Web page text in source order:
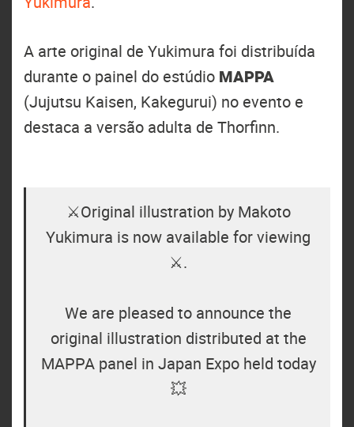
A arte original de Yukimura foi distribuída
durante o painel do estúdio MAPPA
(Jujutsu Kaisen, Kakegurui) no evento e
destaca a versão adulta de Thorfinn.
⚔Original illustration by Makoto
Yukimura is now available for viewing
⚔.
We are pleased to announce the
original illustration distributed at the
MAPPA panel in Japan Expo held today
💥